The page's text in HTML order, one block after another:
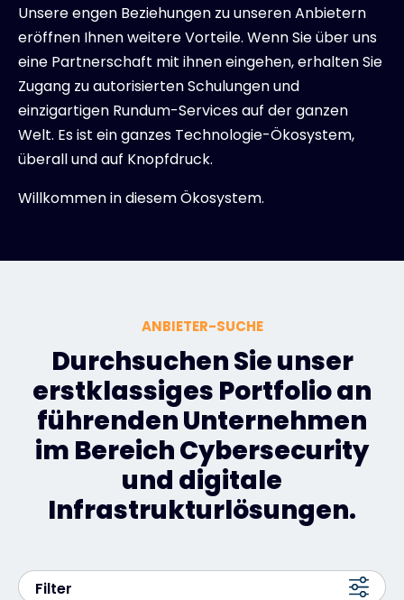
Unsere engen Beziehungen zu unseren Anbietern
eröffnen Ihnen weitere Vorteile. Wenn Sie über uns
eine Partnerschaft mit ihnen eingehen, erhalten Sie
Zugang zu autorisierten Schulungen und
einzigartigen Rundum-Services auf der ganzen
Welt. Es ist ein ganzes Technologie-Ökosystem,
überall und auf Knopfdruck.
Willkommen in diesem Ökosystem.
ANBIETER-SUCHE
Durchsuchen Sie unser
erstklassiges Portfolio an
führenden Unternehmen
im Bereich Cybersecurity
und digitale
Infrastrukturlösungen.
Filter